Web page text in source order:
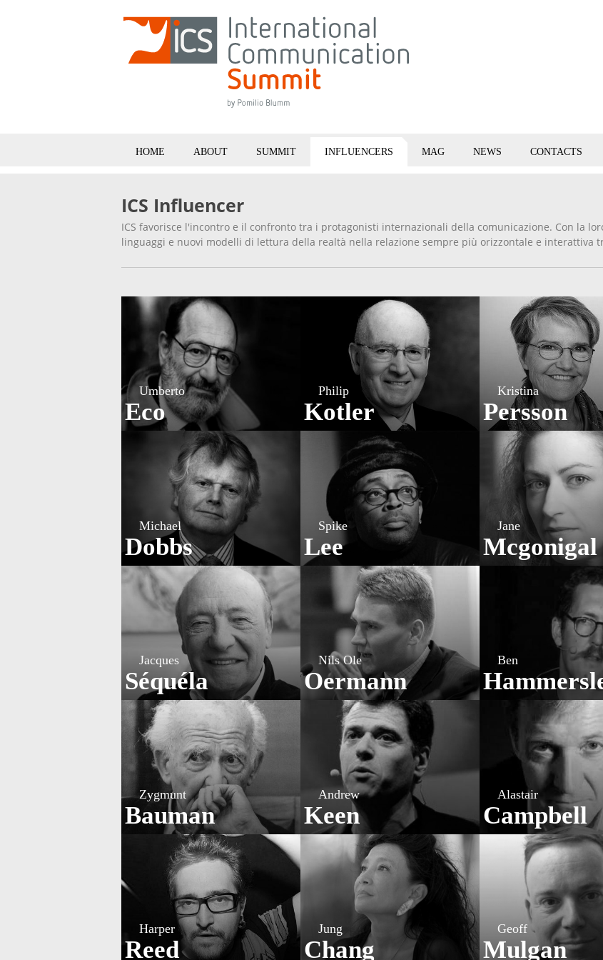
HOME ABOUT SUMMIT INFLUENCERS MAG NEWS CONTACTS
ICS Influencer
ICS favorisce l'incontro e il confronto tra i protagonisti internazionali della comunicazione. Con la
linguaggi e nuovi modelli di lettura della realtà nella relazione sempre più orizzontale e interattiva
Umberto
Eco
Philip
Kotler
Kristina
Persson
Michael
Dobbs
Spike
Lee
Jane
Mcgonigal
Jacques
Séquéla
Nils Ole
Oermann
Ben
Zygmunt
Bauman
Andrew
Keen
Alastair
Campbell
Harper
Reed
Jung
Chang
Geoff
Mulgan